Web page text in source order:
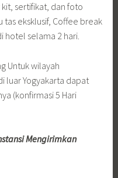
sertifikat, dan foto
eksklusif, Coffee break
hotel selama 2 hari.
Untuk wilayah
luar Yogyakarta dapat
(konfirmasi 5 Hari
Mengirimkan